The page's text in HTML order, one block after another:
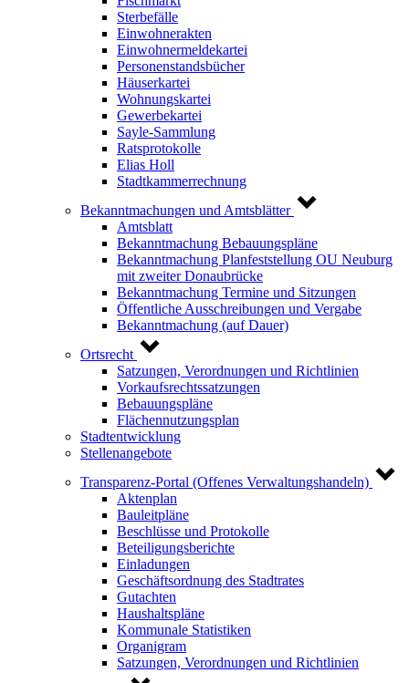
Sterbefälle
Einwohnerakten
Einwohnermeldekartei
Personenstandsbücher
Häuserkartei
Wohnungskartei
Gewerbekartei
Sayle-Sammlung
Ratsprotokolle
Elias Holl
Stadtkammerrechnung
Bekanntmachungen und Amtsblätter
Amtsblatt
Bekanntmachung Bebauungspläne
Bekanntmachung Planfeststellung OU Neuburg
mit zweiter Donaubrücke
Bekanntmachung Termine und Sitzungen
Öffentliche Ausschreibungen und Vergabe
Bekanntmachung (auf Dauer)
Ortsrecht
Satzungen, Verordnungen und Richtlinien
Vorkaufsrechtssatzungen
Bebauungspläne
Flächennutzungsplan
Stadtentwicklung
Stellenangebote
Transparenz-Portal (Offenes Verwaltungshandeln)
Aktenplan
Bauleitpläne
Beschlüsse und Protokolle
Beteiligungsberichte
Einladungen
Geschäftsordnung des Stadtrates
Gutachten
Haushaltspläne
Kommunale Statistiken
Organigram
Satzungen, Verordnungen und Richtlinien